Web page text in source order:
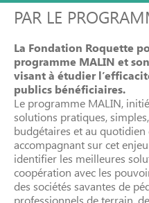
PAR LE
La Fondation Roquette
programme MALIN et
visant à étudier
publics bénéficiaires.
Le programme MALIN,
solutions pratiques,
budgétaires et au quotidien
accompagnant sur cet
identifier les meilleures
coopération avec les
des sociétés savantes de
professionnels de terrain,